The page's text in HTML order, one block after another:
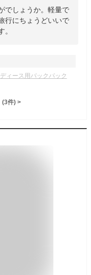
でしょうか。軽量で
行にちょうどいいで
ィース用バックパック
(3件) >